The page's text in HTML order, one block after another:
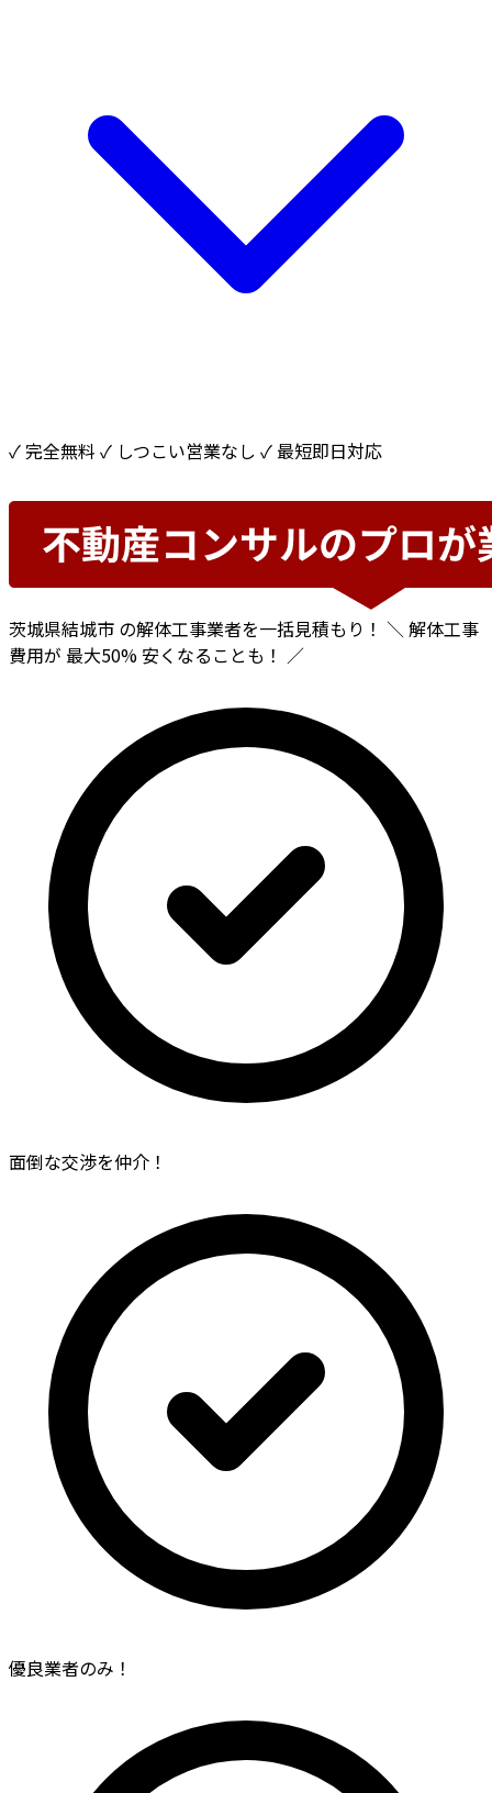
✓ 完全無料 ✓ しつこい営業なし ✓ 最短即日対応
茨城県結城市 の解体工事業者を一括見積もり！ ＼ 解体工事
費用が 最大50%安くなることも！ ／
面倒な交渉を仲介！
優良業者のみ！